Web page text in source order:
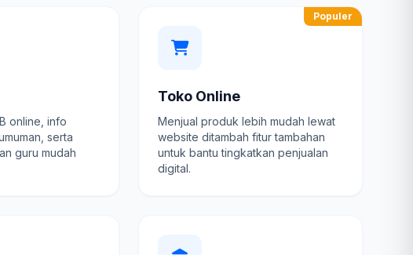
online, info
serta
guru mudah
Populer
Toko Online
Menjual produk lebih mudah lewat
website ditambah fitur tambahan
untuk bantu tingkatkan penjualan
digital.